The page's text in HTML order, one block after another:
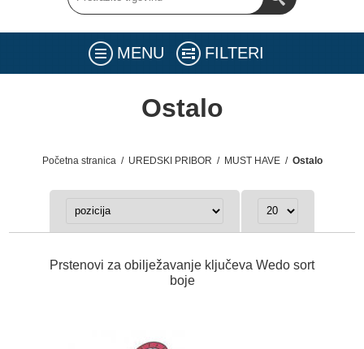
MENU FILTERI
Ostalo
Početna stranica / UREDSKI PRIBOR / MUST HAVE / Ostalo
Prstenovi za obilježavanje ključeva Wedo sort
boje